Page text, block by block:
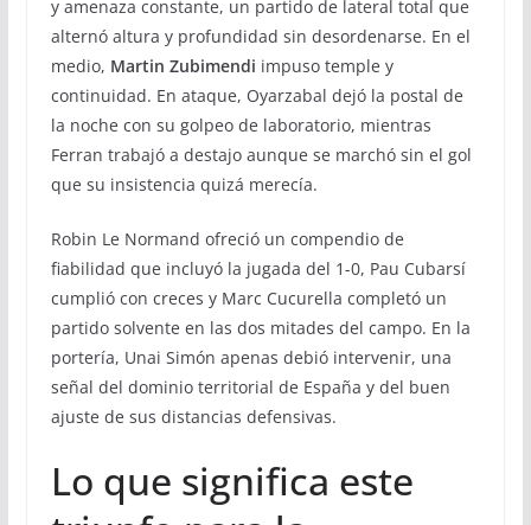
y amenaza constante, un partido de lateral total que
alternó altura y profundidad sin desordenarse. En el
medio, Martin Zubimendi impuso temple y
continuidad. En ataque, Oyarzabal dejó la postal de
la noche con su golpeo de laboratorio, mientras
Ferran trabajó a destajo aunque se marchó sin el gol
que su insistencia quizá merecía.
Robin Le Normand ofreció un compendio de
fiabilidad que incluyó la jugada del 1-0, Pau Cubarsí
cumplió con creces y Marc Cucurella completó un
partido solvente en las dos mitades del campo. En la
portería, Unai Simón apenas debió intervenir, una
señal del dominio territorial de España y del buen
ajuste de sus distancias defensivas.
Lo que significa este